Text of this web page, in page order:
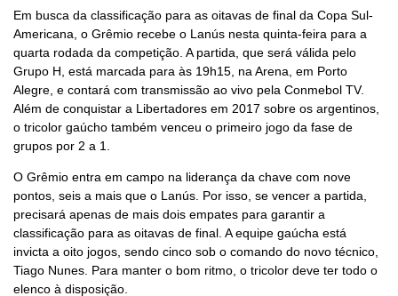
Em busca da classificação para as oitavas de final da Copa Sul-
Americana, o Grêmio recebe o Lanús nesta quinta-feira para a
quarta rodada da competição. A partida, que será válida pelo
Grupo H, está marcada para às 19h15, na Arena, em Porto
Alegre, e contará com transmissão ao vivo pela Conmebol TV.
Além de conquistar a Libertadores em 2017 sobre os argentinos,
o tricolor gaúcho também venceu o primeiro jogo da fase de
grupos por 2 a 1.
O Grêmio entra em campo na liderança da chave com nove
pontos, seis a mais que o Lanús. Por isso, se vencer a partida,
precisará apenas de mais dois empates para garantir a
classificação para as oitavas de final. A equipe gaúcha está
invicta a oito jogos, sendo cinco sob o comando do novo técnico,
Tiago Nunes. Para manter o bom ritmo, o tricolor deve ter todo o
elenco à disposição.